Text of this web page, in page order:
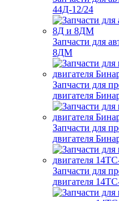
44Д-12/24
Запчасти для
8ДМ
Запчасти для
двигателя
Запчасти для
двигателя
Запчасти для
двигателя